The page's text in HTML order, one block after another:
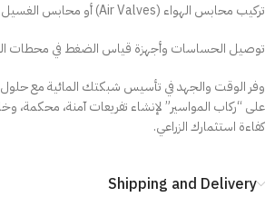
تركيب محابس الهواء (Air Valves) أو محابس الغسيل على الخطوط الرئيسية.
توصيل الحساسات وأجهزة قياس الضغط في محطات
وفر الوقت والجهد في تأسيس شبكتك المائية مع حلول
على “ركاب المواسير” لإنشاء تفريعات آمنة، محكمة،
كفاءة استثمارك الزراعي.
Shipping and Delivery